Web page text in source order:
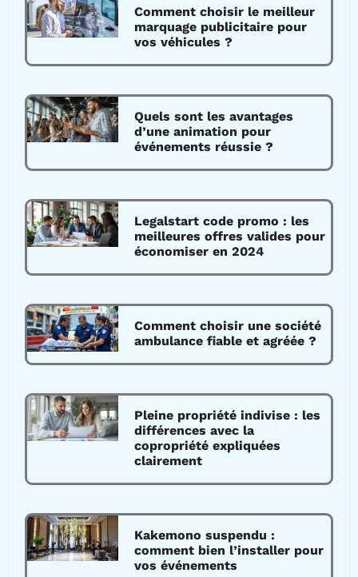
Comment choisir le meilleur
marquage publicitaire pour
vos véhicules ?
Quels sont les avantages
d’une animation pour
événements réussie ?
Legalstart code promo : les
meilleures offres valides pour
économiser en 2024
Comment choisir une société
ambulance fiable et agréée ?
Pleine propriété indivise : les
différences avec la
copropriété expliquées
clairement
Kakemono suspendu :
comment bien l’installer pour
vos événements